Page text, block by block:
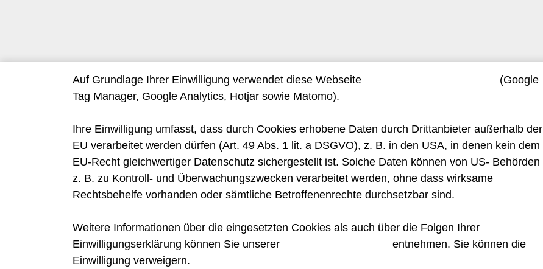
Auf Grundlage Ihrer Einwilligung verwendet diese Webseite
(Google
Tag Manager, Google Analytics, Hotjar sowie Matomo).
Ihre Einwilligung umfasst, dass durch Cookies erhobene Daten durch Drittanbieter außerhalb der
EU verarbeitet werden dürfen (Art. 49 Abs. 1 lit. a DSGVO), z. B. in den USA, in denen kein dem
EU-Recht gleichwertiger Datenschutz sichergestellt ist. Solche Daten können von US- Behörden
z. B. zu Kontroll- und Überwachungszwecken verarbeitet werden, ohne dass wirksame
Rechtsbehelfe vorhanden oder sämtliche Betroffenenrechte durchsetzbar sind.
Weitere Informationen über die eingesetzten Cookies als auch über die Folgen Ihrer
Einwilligungserklärung können Sie unserer
entnehmen. Sie können die
Einwilligung verweigern.